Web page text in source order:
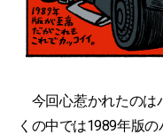
今回心惹かれたのは
くの中では1989年版